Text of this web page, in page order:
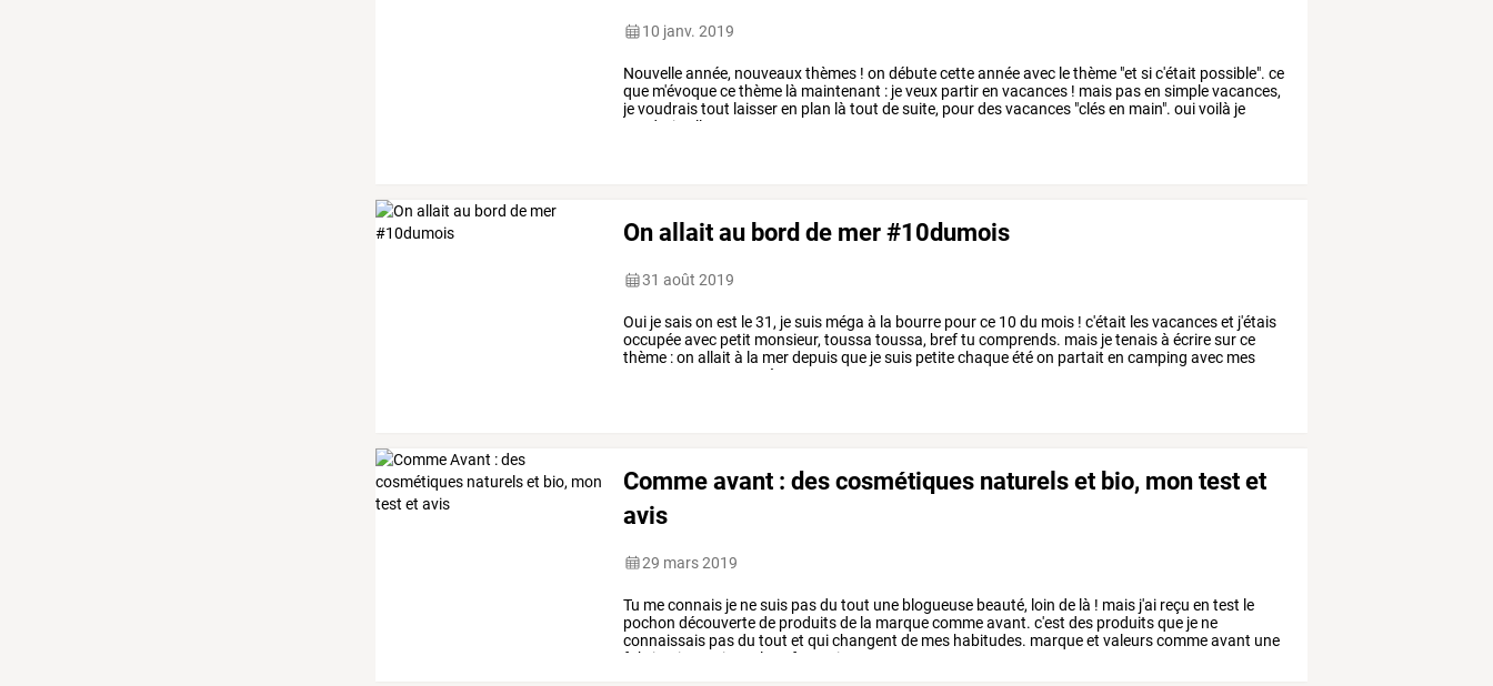
10 janv. 2019
Nouvelleannée, nouveauxthèmes ! on débutecetteannéeavec lethème "et sic'était possible". ce
que m'évoquecethème là maintenant : jeveux partiren vacances ! mais pasen simplevacances,
jevoudraistout laisseren plan là tout desuite, pourdesvacances "clésen main". ouivoilà je
voudrais
aller
On allait au bord de mer #10dumois
31 août 2019
Oui jesaison est le31, jesuis méga à la bourre pource 10 du mois ! c'était lesvacanceset j'étais
occupéeavec petit monsieur, toussa toussa, breftu comprends. mais jetenaisà écriresurce
thème :on allait à la merdepuisque jesuis petitechaqueétéon partait en camping avec mes
mère
Comme avant : des cosmétiques naturels et bio, mon test et
avis
29 mars 2019
Tu meconnais je nesuis pasdu tout une blogueuse beauté, loin de là ! mais j'ai reçu en test le
pochon découvertede produitsde la marquecommeavant. c'est des produitsque je ne
connaissais pasdu tout et quichangent de mes habitudes. marqueet valeurscommeavant une
fabrication
artisanale française